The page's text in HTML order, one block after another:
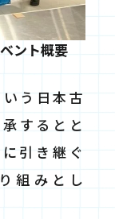
ント概要
う日本古
するとと
引き継ぐ
組みとし